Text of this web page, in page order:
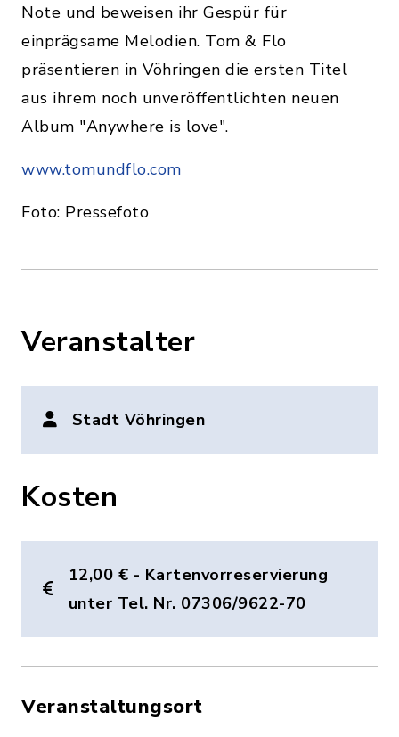
Note und beweisen ihr Gespür für
einprägsame Melodien. Tom & Flo
präsentieren in Vöhringen die ersten Titel
aus ihrem noch unveröffentlichten neuen
Album "Anywhere is love".
www.tomundflo.com
Foto: Pressefoto
Veranstalter
Stadt Vöhringen
Kosten
12,00 € - Kartenvorreservierung
unter Tel. Nr. 07306/9622-70
Veranstaltungsort